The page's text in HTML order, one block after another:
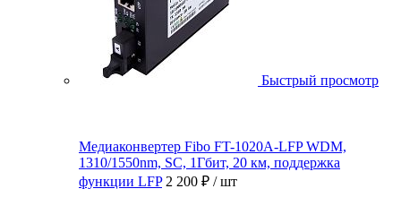
Быстрый просмотр
Медиаконвертер Fibo FT-1020A-LFP WDM,
1310/1550nm, SC, 1Гбит, 20 км, поддержка
функции LFP 2 200 ₽ / шт